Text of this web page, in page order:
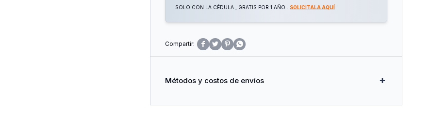
SOLO CON LA CÉDULA , GRATIS POR 1 AÑO . SOLICITALA AQUÍ
   
Métodos y costos de envíos